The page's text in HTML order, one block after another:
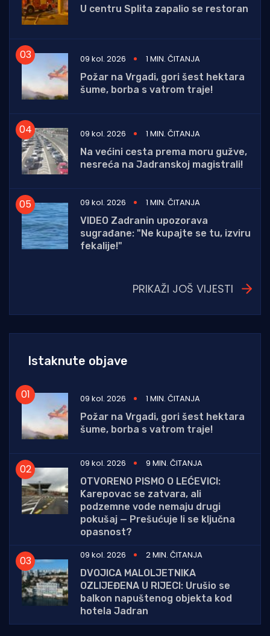
U centru Splita zapalio se restoran
09 kol. 2026
1 MIN. ČITANJA
Požar na Vrgadi, gori šest hektara
šume, borba s vatrom traje!
09 kol. 2026
1 MIN. ČITANJA
Na većini cesta prema moru gužve,
nesreća na Jadranskoj magistrali!
09 kol. 2026
1 MIN. ČITANJA
VIDEO Zadranin upozorava
sugrađane: "Ne kupajte se tu, izviru
fekalije!"
PRIKAŽI JOŠ VIJESTI
Istaknute objave
09 kol. 2026
1 MIN. ČITANJA
Požar na Vrgadi, gori šest hektara
šume, borba s vatrom traje!
09 kol. 2026
9 MIN. ČITANJA
OTVORENO PISMO O LEĆEVICI:
Karepovac se zatvara, ali
podzemne vode nemaju drugi
pokušaj — Prešućuje li se ključna
opasnost?
09 kol. 2026
2 MIN. ČITANJA
DVOJICA MALOLJETNIKA
OZLIJEĐENA U RIJECI: Urušio se
balkon napuštenog objekta kod
hotela Jadran